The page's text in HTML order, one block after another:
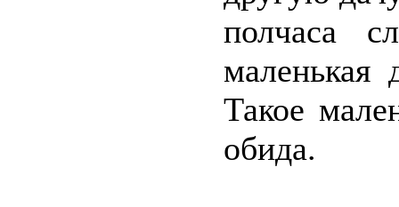
полчаса
маленькая
Такое
обида.